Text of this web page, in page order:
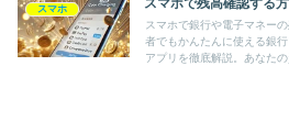
スマホ スマホで残高確認する
スマホで銀行や電子マネー
者でもかんたんに使える銀
アプリを徹底解説。あなた